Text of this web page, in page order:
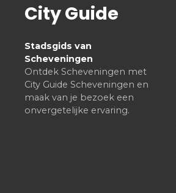
City Guide
Stadsgids van
Scheveningen
Ontdek Scheveningen met
City Guide Scheveningen en
maak van je bezoek een
onvergetelijke ervaring.